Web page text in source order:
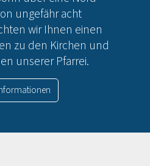
ungefähr acht
wir Ihnen einen
zu den Kirchen und
unserer Pfarrei.